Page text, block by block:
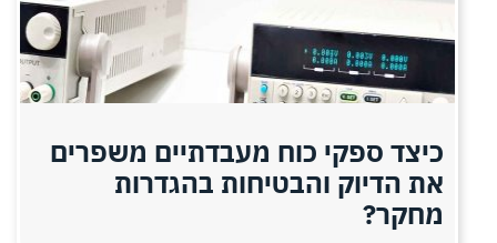
כיצד ספקי כוח מעבדתיים משפרים
את הדיוק והבטיחות בהגדרות
מחקר?